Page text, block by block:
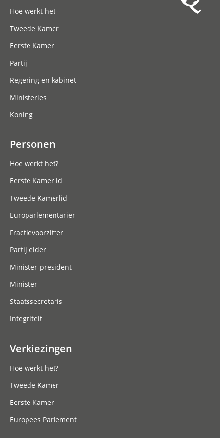
Hoe werkt het
Tweede Kamer
Eerste Kamer
Partij
Regering en kabinet
Ministeries
Koning
Personen
Hoe werkt het?
Eerste Kamerlid
Tweede Kamerlid
Europarlementariër
Fractievoorzitter
Partijleider
Minister-president
Minister
Staatssecretaris
Integriteit
Verkiezingen
Hoe werkt het?
Tweede Kamer
Eerste Kamer
Europees Parlement